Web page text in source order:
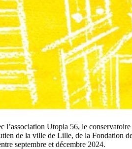
Utopia 56, le
de la ville de Lille, de la Fondation
septembre et décembre 2024.